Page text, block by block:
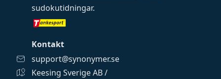
sudokutidningar.
Kontakt
support@synonymer.se
Keesing Sverige AB /